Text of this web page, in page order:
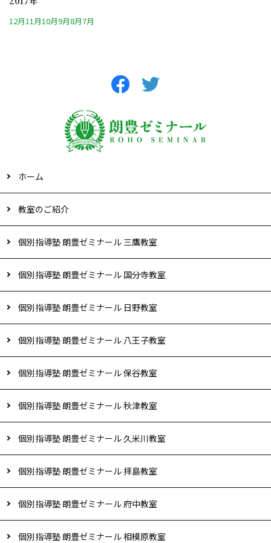
12月11月10月9月8月7月
ホーム
教室のご紹介
個別指導塾 朗豊ゼミナール 三鷹教室
個別指導塾 朗豊ゼミナール 国分寺教室
個別指導塾 朗豊ゼミナール 日野教室
個別指導塾 朗豊ゼミナール 八王子教室
個別指導塾 朗豊ゼミナール 保谷教室
個別指導塾 朗豊ゼミナール 秋津教室
個別指導塾 朗豊ゼミナール 久米川教室
個別指導塾 朗豊ゼミナール 拝島教室
個別指導塾 朗豊ゼミナール 府中教室
個別指導塾 朗豊ゼミナール 相模原教室